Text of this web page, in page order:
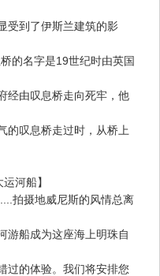
受到了伊斯兰建筑的影
的名字是19世纪时由英国
经由叹息桥走向死牢，他
的叹息桥走过时，从桥上
河船】
拍摄地威尼斯的风情总离
游船成为这座海上明珠自
过的体验。我们将安排您